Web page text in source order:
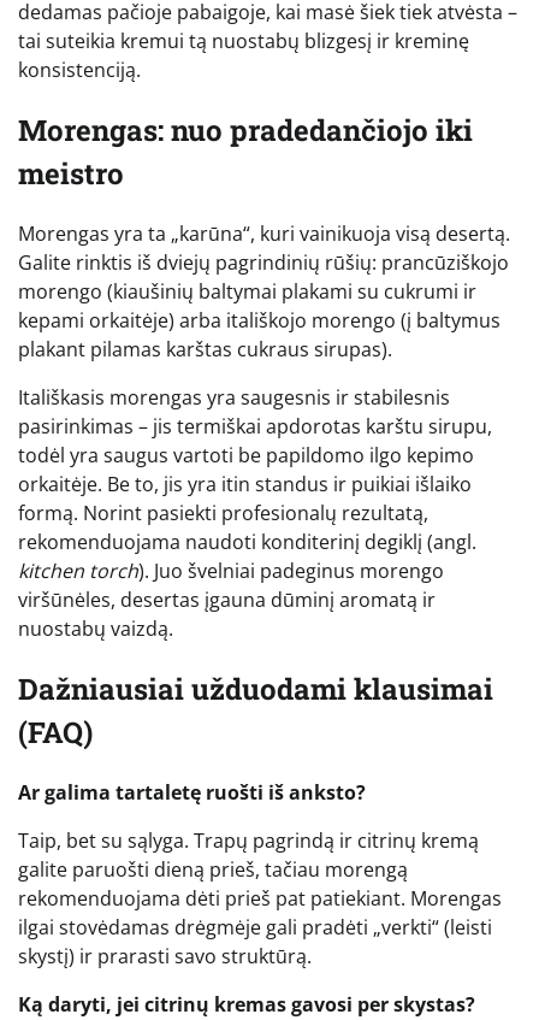
dedamas pačioje pabaigoje, kai masė šiek tiek atvėsta –
tai suteikia kremui tą nuostabų blizgesį ir kreminę
konsistenciją.
Morengas: nuo pradedančiojo iki
meistro
Morengas yra ta „karūna“, kuri vainikuoja visą desertą.
Galite rinktis iš dviejų pagrindinių rūšių: prancūziškojo
morengo (kiaušinių baltymai plakami su cukrumi ir
kepami orkaitėje) arba itališkojo morengo (į baltymus
plakant pilamas karštas cukraus sirupas).
Itališkasis morengas yra saugesnis ir stabilesnis
pasirinkimas – jis termiškai apdorotas karštu sirupu,
todėl yra saugus vartoti be papildomo ilgo kepimo
orkaitėje. Be to, jis yra itin standus ir puikiai išlaiko
formą. Norint pasiekti profesionalų rezultatą,
rekomenduojama naudoti konditerinį degiklį (angl.
kitchen torch). Juo švelniai padeginus morengo
viršūnėles, desertas įgauna dūminį aromatą ir
nuostabų vaizdą.
Dažniausiai užduodami klausimai
(FAQ)
Ar galima tartaletę ruošti iš anksto?
Taip, bet su sąlyga. Trapų pagrindą ir citrinų kremą
galite paruošti dieną prieš, tačiau morengą
rekomenduojama dėti prieš pat patiekiant. Morengas
ilgai stovėdamas drėgmėje gali pradėti „verkti“ (leisti
skystį) ir prarasti savo struktūrą.
Ką daryti, jei citrinų kremas gavosi per skystas?